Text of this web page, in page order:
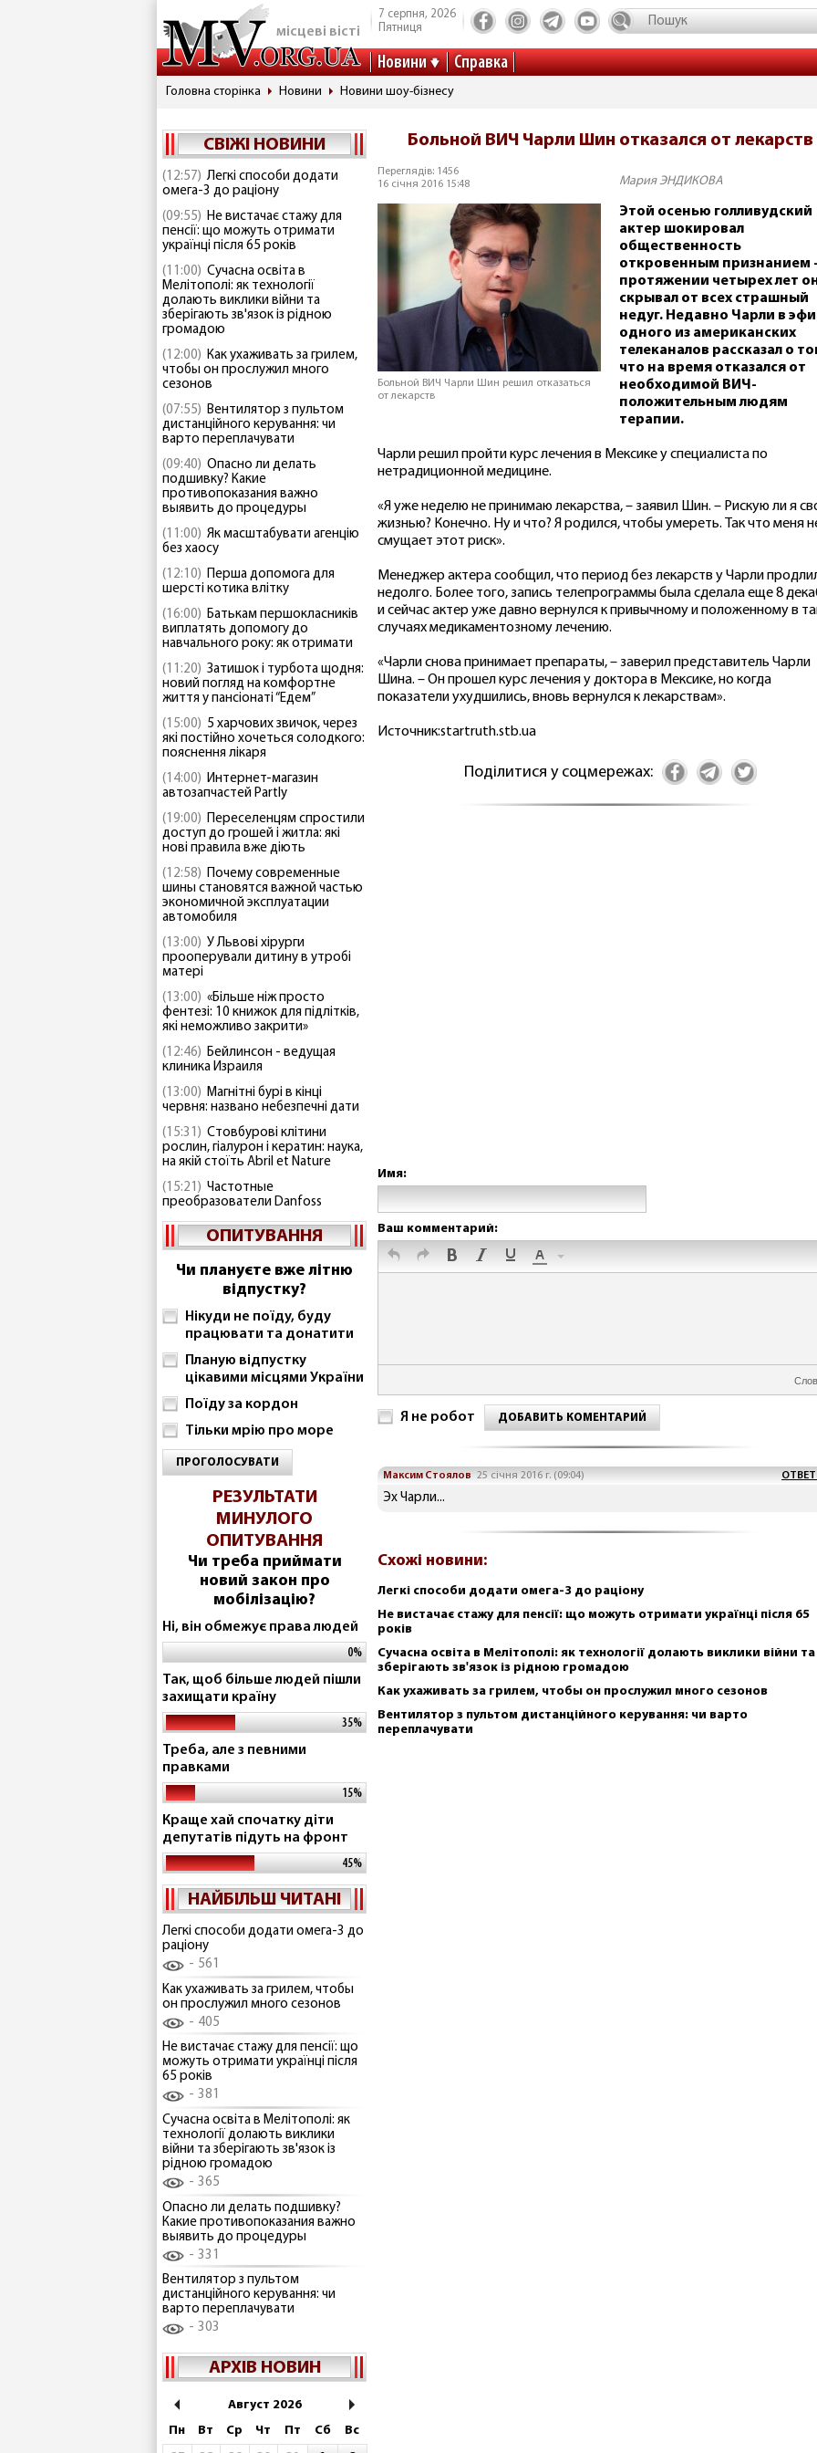
місцеві вісті
7 серпня, 2026
Пятниця
Новини Справка
Головна сторінка Новини Новини шоу-бізнесу
СВІЖІ НОВИНИ
(12:57) Легкі способи додати
омега-3 до раціону
(09:55) Не вистачає стажу для
пенсії: що можуть отримати
українці після 65 років
(11:00) Сучасна освіта в
Мелітополі: як технології
долають виклики війни та
зберігають зв'язок із рідною
громадою
(12:00) Как ухаживать за грилем,
чтобы он прослужил много
сезонов
(07:55) Вентилятор з пультом
дистанційного керування: чи
варто переплачувати
(09:40) Опасно ли делать
подшивку? Какие
противопоказания важно
выявить до процедуры
(11:00) Як масштабувати агенцію
без хаосу
(12:10) Перша допомога для
шерсті котика влітку
(16:00) Батькам першокласників
виплатять допомогу до
навчального року: як отримати
(11:20) Затишок і турбота щодня:
новий погляд на комфортне
життя у пансіонаті “Едем”
(15:00) 5 харчових звичок, через
які постійно хочеться солодкого:
пояснення лікаря
(14:00) Интернет-магазин
автозапчастей Partly
(19:00) Переселенцям спростили
доступ до грошей і житла: які
нові правила вже діють
(12:58) Почему современные
шины становятся важной частью
экономичной эксплуатации
автомобиля
(13:00) У Львові хірурги
прооперували дитину в утробі
матері
(13:00) «Більше ніж просто
фентезі: 10 книжок для підлітків,
які неможливо закрити»
(12:46) Бейлинсон - ведущая
клиника Израиля
(13:00) Магнітні бурі в кінці
червня: названо небезпечні дати
(15:31) Стовбурові клітини
рослин, гіалурон і кератин: наука,
на якій стоїть Abril et Nature
(15:21) Частотные
преобразователи Danfoss
ОПИТУВАННЯ
Чи плануєте вже літню
відпустку?
Нікуди не поїду, буду
працювати та донатити
Планую відпустку
цікавими місцями України
Поїду за кордон
Тільки мрію про море
ПРОГОЛОСУВАТИ
РЕЗУЛЬТАТИ
МИНУЛОГО
ОПИТУВАННЯ
Чи треба приймати
новий закон про
мобілізацію?
Ні, він обмежує права людей
0%
Так, щоб більше людей пішли
захищати країну
35%
Треба, але з певними
правками
15%
Краще хай спочатку діти
депутатів підуть на фронт
45%
НАЙБІЛЬШ ЧИТАНІ
Легкі способи додати омега-3 до
раціону
561
Как ухаживать за грилем, чтобы
он прослужил много сезонов
405
Не вистачає стажу для пенсії: що
можуть отримати українці після
65 років
381
Сучасна освіта в Мелітополі: як
технології долають виклики
війни та зберігають зв'язок із
рідною громадою
365
Опасно ли делать подшивку?
Какие противопоказания важно
выявить до процедуры
331
Вентилятор з пультом
дистанційного керування: чи
варто переплачувати
303
АРХІВ НОВИН
Август 2026
Пн
Вт Ср Чт Пт Сб
Вс
Больной ВИЧ Чарли Шин отказался от лекарств
Переглядів: 1456
16 січня 2016 15:48
Мария ЭНДИКОВА
Больной ВИЧ Чарли Шин решил отказаться
от лекарств
Этой осенью голливудский
актер шокировал
общественность
откровенным признанием
протяжении четырех лет
скрывал от всех страшный
недуг. Недавно Чарли в
одного из американских
телеканалов рассказал о
что на время отказался от
необходимой ВИЧ-
положительным людям
терапии.
Чарли решил пройти курс лечения в Мексике у специалиста по
нетрадиционной медицине.
«Я уже неделю не принимаю лекарства, – заявил Шин. – Рискую ли я
жизнью? Конечно. Ну и что? Я родился, чтобы умереть. Так что меня
смущает этот риск».
Менеджер актера сообщил, что период без лекарств у Чарли
недолго. Более того, запись телепрограммы была сделала еще 8
и сейчас актер уже давно вернулся к привычному и положенному в
случаях медикаментозному лечению.
«Чарли снова принимает препараты, – заверил представитель Чарли
Шина. – Он прошел курс лечения у доктора в Мексике, но когда
показатели ухудшились, вновь вернулся к лекарствам».
Источник:startruth.stb.ua
Поділитися у соцмережах:
Имя:
Ваш комментарий:
Я не робот ДОБАВИТЬ КОМЕНТАРИЙ
Максим Стоялов 25 січня 2016 г. (09:04)
Эх Чарли...
Схожі новини:
Легкі способи додати омега-3 до раціону
Не вистачає стажу для пенсії: що можуть отримати українці після 65
років
Сучасна освіта в Мелітополі: як технології долають виклики війни та
зберігають зв'язок із рідною громадою
Как ухаживать за грилем, чтобы он прослужил много сезонов
Вентилятор з пультом дистанційного керування: чи варто
переплачувати